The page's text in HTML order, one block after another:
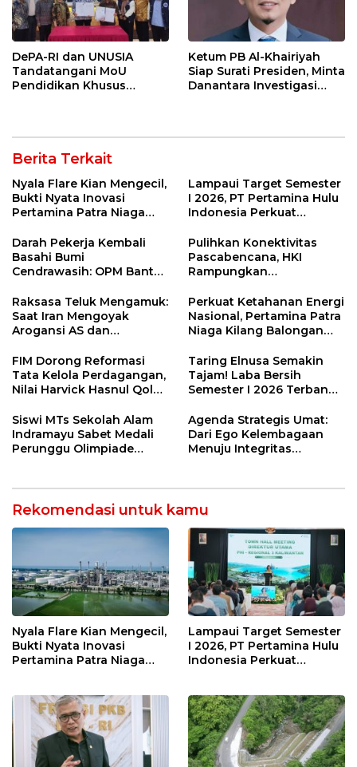
DePA-RI dan UNUSIA
Tandatangani MoU
Pendidikan Khusus
Ketum PB Al-Khairiyah
Siap Surati Presiden, Minta
Danantara Investigasi
Berita Terkait
Nyala Flare Kian Mengecil,
Bukti Nyata Inovasi
Pertamina Patra Niaga
Net Zero Emission 2060
Lampaui Target Semester
I 2026, PT Pertamina Hulu
Indonesia Perkuat
Nasional Lewat Inovasi &
Keselamatan Kerja
Darah Pekerja Kembali
Basahi Bumi
Cendrawasih: OPM Bantai
di Tolikara!
Pulihkan Konektivitas
Pascabencana, HKI
Rampungkan
Lembah Anai dan Malalak
Raksasa Teluk Mengamuk:
Saat Iran Mengoyak
Arogansi AS dan
Perkuat Ketahanan Energi
Nasional, Pertamina Patra
Niaga Kilang Balongan
Jetty Propylene
FIM Dorong Reformasi
Tata Kelola Perdagangan,
Nilai Harvick Hasnul Qolbi
Riil
Taring Elnusa Semakin
Tajam! Laba Bersih
Semester I 2026 Terbang
Jitu
Siswi MTs Sekolah Alam
Indramayu Sabet Medali
Perunggu Olimpiade
Agenda Strategis Umat:
Dari Ego Kelembagaan
Menuju Integritas
Rekomendasi untuk kamu
Nyala Flare Kian Mengecil,
Bukti Nyata Inovasi
Pertamina Patra Niaga
Lampaui Target Semester
I 2026, PT Pertamina Hulu
Indonesia Perkuat
Keselamatan Kerja